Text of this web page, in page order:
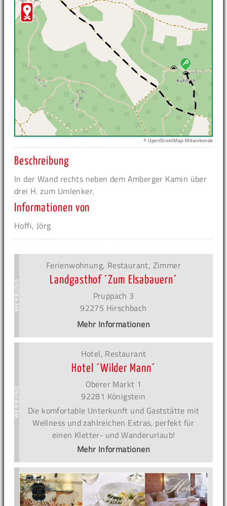
© OpenStreetMap-Mitwirkende
Beschreibung
In der Wand rechts neben dem Amberger Kamin über
drei H. zum Umlenker.
Informationen von
Hoffi, Jörg
Ferienwohnung, Restaurant, Zimmer
Landgasthof ´Zum Elsabauern´
Pruppach 3
92275 Hirschbach
Mehr Informationen
Hotel, Restaurant
Hotel ´Wilder Mann´
Oberer Markt 1
92281 Königstein
Die komfortable Unterkunft und Gaststätte mit
Wellness und zahlreichen Extras, perfekt für
einen Kletter- und Wanderurlaub!
Mehr Informationen